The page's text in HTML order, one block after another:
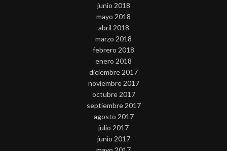
junio 2018
mayo 2018
abril 2018
marzo 2018
febrero 2018
enero 2018
diciembre 2017
noviembre 2017
octubre 2017
septiembre 2017
agosto 2017
julio 2017
junio 2017